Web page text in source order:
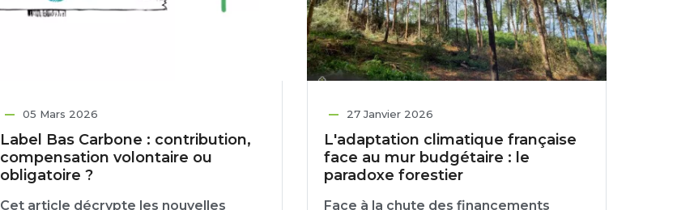
05 Mars 2026
Label Bas Carbone : contribution,
compensation volontaire ou
obligatoire ?
Cet article décrypte les nouvelles
27 Janvier 2026
L'adaptation climatique française
face au mur budgétaire : le
paradoxe forestier
Face à la chute des financements